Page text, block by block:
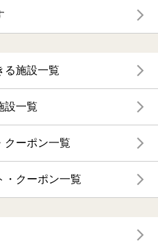
る施設一覧
設一覧
クーポン一覧
・クーポン一覧